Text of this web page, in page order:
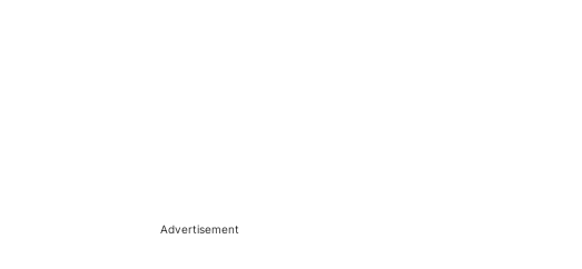
Advertisement